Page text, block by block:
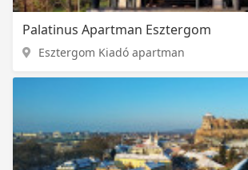
Palatinus Apartman Esztergom
Esztergom Kiadó apartman